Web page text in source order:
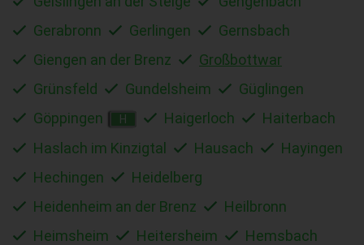
Gerabronn
Gerlingen
Gernsbach
Giengen an der Brenz
Großbottwar
Grünsfeld
Gundelsheim
Güglingen
Göppingen
H Haigerloch
Haiterbach
Haslach im Kinzigtal
Hausach
Hayingen
Hechingen
Heidelberg
Heidenheim an der Brenz
Heilbronn
Heimsheim
Heitersheim
Hemsbach